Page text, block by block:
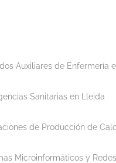
Auxiliares de Enfermería
Sanitarias en Lleida
de Producción de
Microinformáticos y